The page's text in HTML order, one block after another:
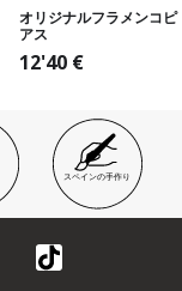
オリジナルフラメンコピ
アス
12'40 €
スペインの手作り